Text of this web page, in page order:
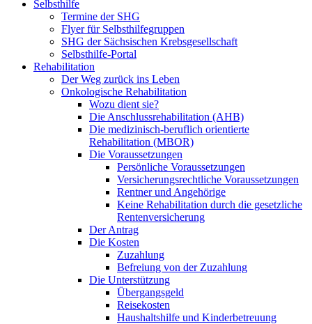
Selbsthilfe
Termine der SHG
Flyer für Selbsthilfegruppen
SHG der Sächsischen Krebsgesellschaft
Selbsthilfe-Portal
Rehabilitation
Der Weg zurück ins Leben
Onkologische Rehabilitation
Wozu dient sie?
Die Anschlussrehabilitation (AHB)
Die medizinisch-beruflich orientierte
Rehabilitation (MBOR)
Die Voraussetzungen
Persönliche Voraussetzungen
Versicherungsrechtliche Voraussetzungen
Rentner und Angehörige
Keine Rehabilitation durch die gesetzliche
Rentenversicherung
Der Antrag
Die Kosten
Zuzahlung
Befreiung von der Zuzahlung
Die Unterstützung
Übergangsgeld
Reisekosten
Haushaltshilfe und Kinderbetreuung